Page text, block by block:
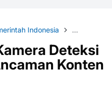
Indonesia
Deteksi
Konten